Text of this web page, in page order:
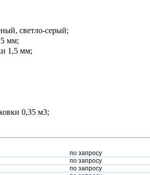
светло-серый;
мм;
1,5 мм;
0,35 м3;
по запросу
по запросу
по запросу